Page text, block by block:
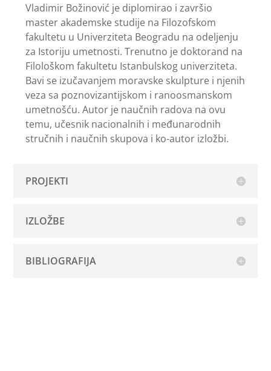
Vladimir Božinović je diplomirao i završio
master akademske studije na Filozofskom
fakultetu u Univerziteta Beogradu na odeljenju
za Istoriju umetnosti. Trenutno je doktorand na
Filološkom fakultetu Istanbulskog univerziteta.
Bavi se izučavanjem moravske skulpture i njenih
veza sa poznovizantijskom i ranoosmanskom
umetnošću. Autor je naučnih radova na ovu
temu, učesnik nacionalnih i međunarodnih
stručnih i naučnih skupova i ko-autor izložbi.
PROJEKTI
IZLOŽBE
BIBLIOGRAFIJA